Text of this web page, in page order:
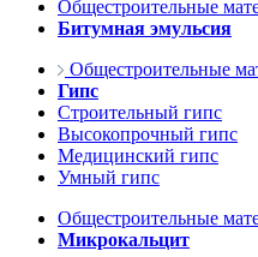
Общестроительные
Битумная эмульсия
Общестроительные
Гипс
Строительный гипс
Высокопрочный гипс
Медицинский гипс
Умный гипс
Общестроительные
Микрокальцит